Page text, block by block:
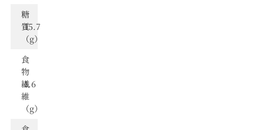
糖
質
（g）
15.7
食
物
繊
維
（g）
1.6